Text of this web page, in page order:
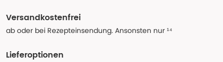
Versandkostenfrei
ab oder bei Rezepteinsendung. Ansonsten nur ¹⁴
Lieferoptionen